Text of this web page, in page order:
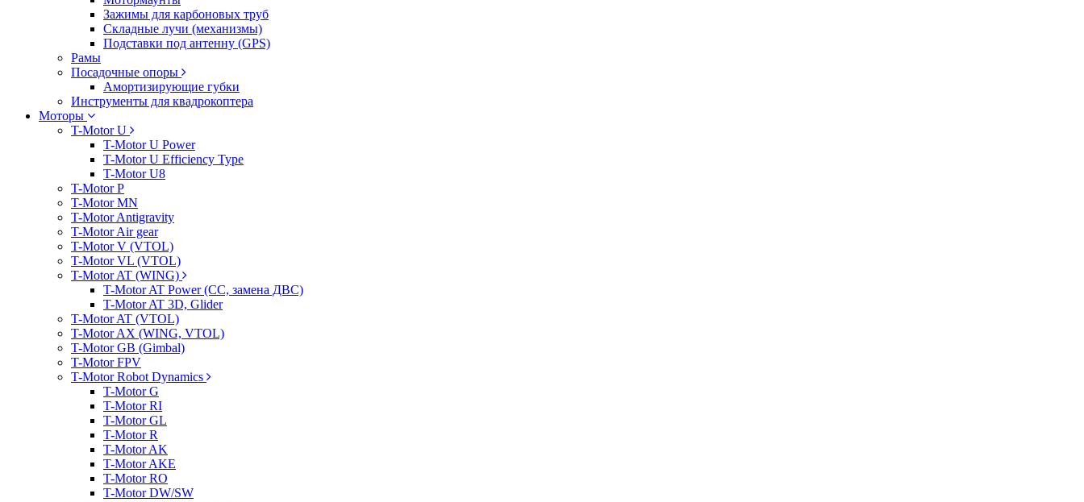
Зажимы для карбоновых труб
Складные лучи (механизмы)
Подставки под антенну (GPS)
Рамы
Посадочные опоры
Амортизирующие губки
Инструменты для квадрокоптера
Моторы
T-Motor U
T-Motor U Power
T-Motor U Efficiency Type
T-Motor U8
T-Motor P
T-Motor MN
T-Motor Antigravity
T-Motor Air gear
T-Motor V (VTOL)
T-Motor VL (VTOL)
T-Motor AT (WING)
T-Motor AT Power (CC, замена ДВС)
T-Motor AT 3D, Glider
T-Motor AT (VTOL)
T-Motor AX (WING, VTOL)
T-Motor GB (Gimbal)
T-Motor FPV
T-Motor Robot Dynamics
T-Motor G
T-Motor RI
T-Motor GL
T-Motor R
T-Motor AK
T-Motor AKE
T-Motor RO
T-Motor DW/SW